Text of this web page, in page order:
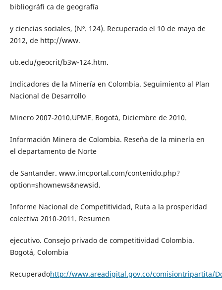
bibliográfi ca de geografía
y ciencias sociales, (Nº. 124). Recuperado el 10 de mayo de
2012, de http://www.
ub.edu/geocrit/b3w-124.htm.
Indicadores de la Minería en Colombia. Seguimiento al Plan
Nacional de Desarrollo
Minero 2007-2010.UPME. Bogotá, Diciembre de 2010.
Información Minera de Colombia. Reseña de la minería en
el departamento de Norte
de Santander. www.imcportal.com/contenido.php?
option=shownews&newsid.
Informe Nacional de Competitividad, Ruta a la prosperidad
colectiva 2010-2011. Resumen
ejecutivo. Consejo privado de competitividad Colombia.
Bogotá, Colombia
Recuperadohttp://www.areadigital.gov.co/comisiontripartita/